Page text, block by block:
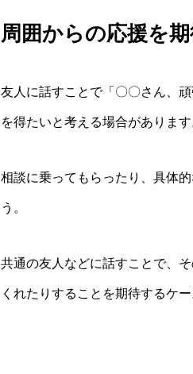
周囲からの応援を
友人に話すことで「〇〇さん、
を得たいと考える場合があります
相談に乗ってもらったり、具体
う。
共通の友人などに話すことで、
くれたりすることを期待するケー